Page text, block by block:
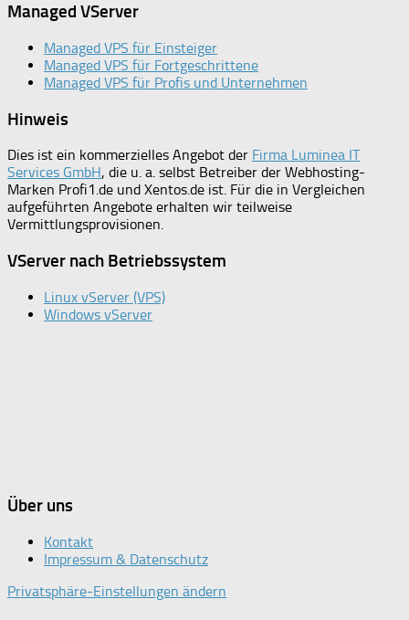
Managed VServer
Managed VPS für Einsteiger
Managed VPS für Fortgeschrittene
Managed VPS für Profis und Unternehmen
Hinweis
Dies ist ein kommerzielles Angebot der Firma Luminea IT
Services GmbH, die u. a. selbst Betreiber der Webhosting-
Marken Profi1.de und Xentos.de ist. Für die in Vergleichen
aufgeführten Angebote erhalten wir teilweise
Vermittlungsprovisionen.
VServer nach Betriebssystem
Linux vServer (VPS)
Windows vServer
Über uns
Kontakt
Impressum & Datenschutz
Privatsphäre-Einstellungen ändern